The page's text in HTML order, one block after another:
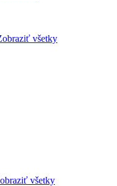
všetky
všetky